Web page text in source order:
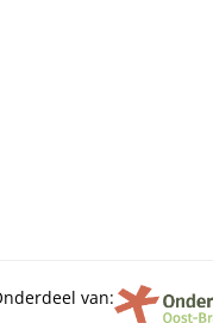
van: